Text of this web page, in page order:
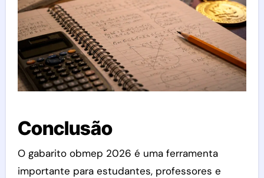
Conclusão
O gabarito obmep 2026 é uma ferramenta
importante para estudantes, professores e